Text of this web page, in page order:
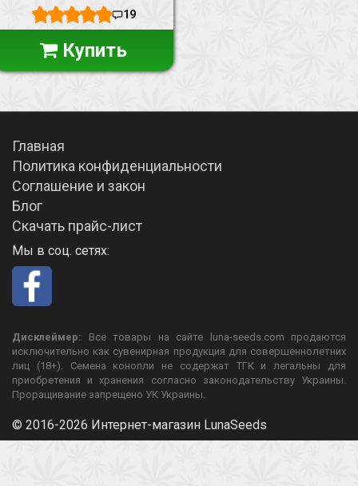
19
Купить
Главная
Политика конфиденциальности
Соглашение и закон
Блог
Скачать прайс-лист
Мы в соц. сетях:
Дисклеймер: Все товары на сайте luna-seeds.com продаются
исключительно как сувенирная продукция для совершеннолетних
лиц (18+). Семена конопли не содержат ТГК и легальны для
приобретения и хранения согласно законодательству Украины.
Проращивание запрещено УК Украины.
© 2016-2026 Интернет-магазин LunaSeeds